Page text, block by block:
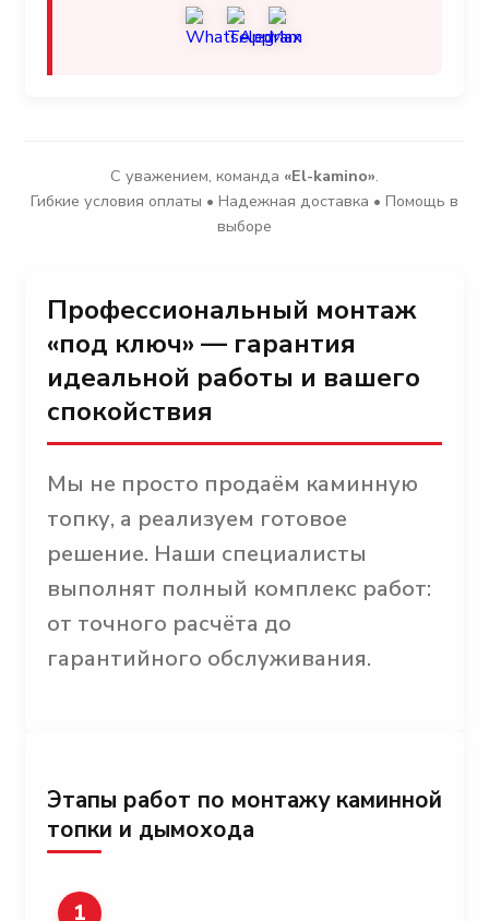
С уважением, команда «El-kamino».
Гибкие условия оплаты • Надежная доставка • Помощь в
выборе
Профессиональный монтаж
«под ключ» — гарантия
идеальной работы и вашего
спокойствия
Мы не просто продаём каминную
топку, а реализуем готовое
решение. Наши специалисты
выполнят полный комплекс работ:
от точного расчёта до
гарантийного обслуживания.
Этапы работ по монтажу каминной
топки и дымохода
1